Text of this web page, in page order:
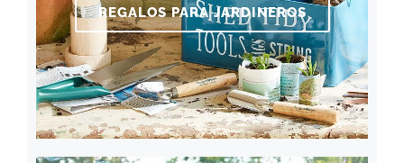
REGALOS PARA JARDINEROS